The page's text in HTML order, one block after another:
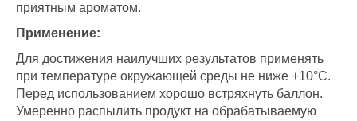
приятным ароматом.
Применение:
Для достижения наилучших результатов применять
при температуре окружающей среды не ниже +10°С.
Перед использованием хорошо встряхнуть баллон.
Умеренно распылить продукт на обрабатываемую